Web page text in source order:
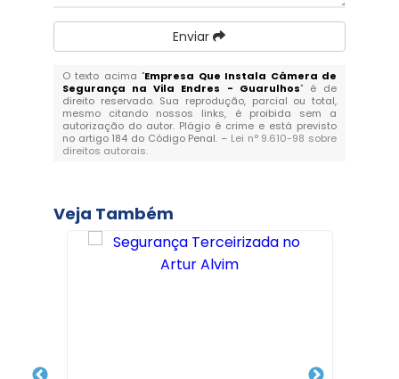
Enviar
O texto acima "Empresa Que Instala Câmera de
Segurança na Vila Endres - Guarulhos" é de
direito reservado. Sua reprodução, parcial ou total,
mesmo citando nossos links, é proibida sem a
autorização do autor. Plágio é crime e está previsto
no artigo 184 do Código Penal. – Lei n° 9.610-98 sobre
direitos autorais.
Veja Também